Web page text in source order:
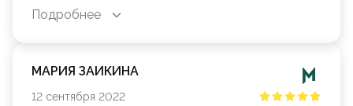
безмерно вам благодарны!!!
Подробнее
МАРИЯ ЗАИКИНА
12 сентября 2022